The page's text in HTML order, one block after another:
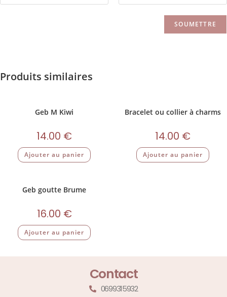
Produits similaires
Geb M Kiwi
14.00 €
Ajouter au panier
Bracelet ou collier à charms
14.00 €
Ajouter au panier
Geb goutte Brume
16.00 €
Ajouter au panier
Contact
0699315932